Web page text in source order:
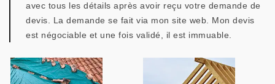
avec tous les détails après avoir reçu votre demande de
devis. La demande se fait via mon site web. Mon devis
est négociable et une fois validé, il est immuable.